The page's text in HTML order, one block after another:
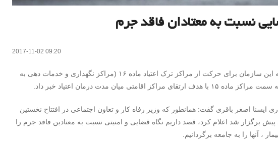
نسبت به معتادان فاقد جرم
2017-11-02 09:20
مدیرکل بهزیستی استان تهران از برنامه این سازمان برای حرکت از مراکز ترک اعتیاد ماده ۱۶ (مراکز نگهداری و خدمات دهی به
میان مدت درمان اعتیاد خبر داد.
ایسنا اصغر باقری گفت: همانطور که وزیر رفاه کار و تعاون اجتماعی در افتتاح نخستین
برگزار شد اعلام کرد، قصد داریم نگاه قضایی و امنیتی نسبت به معتادین فاقد جرم را
، آنها را به جامعه برگردانیم.